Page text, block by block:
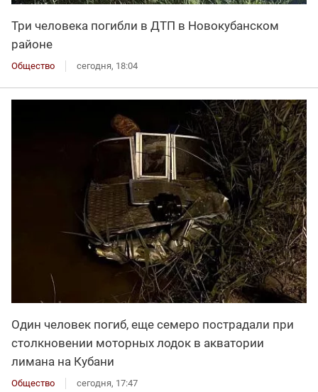
Три человека погибли в ДТП в Новокубанском
районе
Общество сегодня, 18:04
Один человек погиб, еще семеро пострадали при
столкновении моторных лодок в акватории
лимана на Кубани
Общество сегодня, 17:47